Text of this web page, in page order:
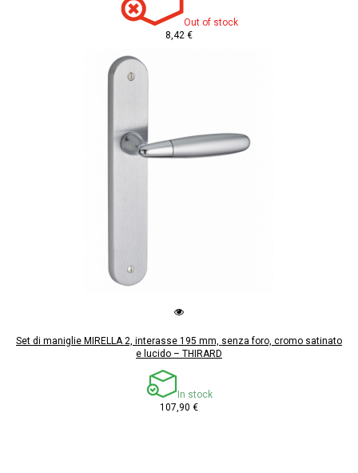
Out of stock
8,42 €
Set di maniglie MIRELLA 2, interasse 195 mm, senza foro, cromo satinato
e lucido – THIRARD
In stock
107,90 €